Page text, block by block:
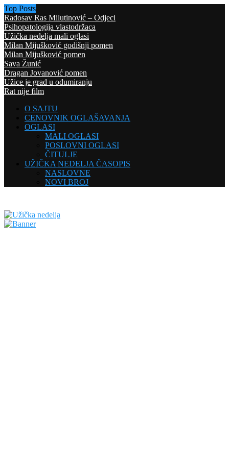
Top Posts
Radosav Ras Milutinović – Odjeci
Psihopatologija vlastodržaca
Užička nedelja mali oglasi
Milan Mijušković godišnji pomen
Milan Mijušković pomen
Sava Žunić
Dragan Jovanović pomen
Užice je grad u odumiranju
Rat nije film
O SAJTU
CENOVNIK OGLAŠAVANJA
OGLASI
MALI OGLASI
POSLOVNI OGLASI
ČITULJE
UŽIČKA NEDELJA ČASOPIS
NASLOVNE
NOVI BROJ